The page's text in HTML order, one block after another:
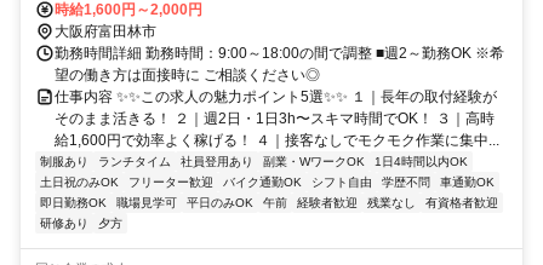
時給1,600円～2,000円
大阪府富田林市
勤務時間詳細 勤務時間：9:00～18:00の間で調整 ■週2～勤務OK ※希
望の働き方は面接時に ご相談ください◎
仕事内容 ✨✨この求人の魅力ポイント5選✨✨ １｜長年の取付経験が
そのまま活きる！ ２｜週2日・1日3h〜スキマ時間でOK！ ３｜高時
給1,600円で効率よく稼げる！ ４｜接客なしでモクモク作業に集中...
制服あり ランチタイム 社員登用あり 副業・WワークOK
1日4時間以内OK
土日祝のみOK
フリーター歓迎 バイク通勤OK シフト自由 学歴不問
車通勤OK
即日勤務OK
職場見学可 平日のみOK 午前 経験者歓迎 残業なし
有資格者歓迎
研修あり
夕方